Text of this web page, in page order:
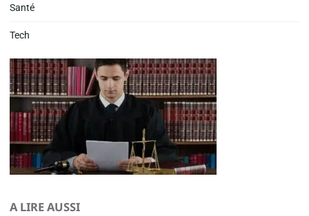
Santé
Tech
A LIRE AUSSI